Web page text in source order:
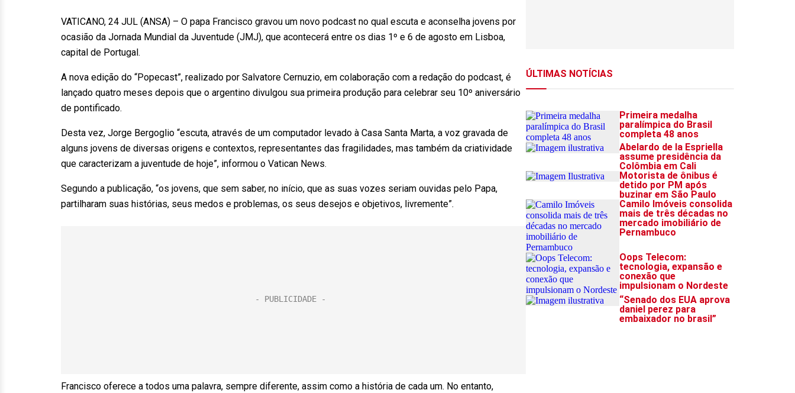
VATICANO, 24 JUL (ANSA) – O papa Francisco gravou um novo podcast no qual escuta e aconselha jovens por
ocasião da Jornada Mundial da Juventude (JMJ), que acontecerá entre os dias 1º e 6 de agosto em Lisboa,
capital de Portugal.
A nova edição do “Popecast”, realizado por Salvatore Cernuzio, em colaboração com a redação do podcast, é
lançado quatro meses depois que o argentino divulgou sua primeira produção para celebrar seu 10º aniversário
de pontificado.
Desta vez, Jorge Bergoglio “escuta, através de um computador levado à Casa Santa Marta, a voz gravada de
alguns jovens de diversas origens e contextos, representantes das fragilidades, mas também da criatividade
que caracterizam a juventude de hoje”, informou o Vatican News.
Segundo a publicação, “os jovens, que sem saber, no início, que as suas vozes seriam ouvidas pelo Papa,
partilharam suas histórias, seus medos e problemas, os seus desejos e objetivos, livremente”.
Francisco oferece a todos uma palavra, sempre diferente, assim como a história de cada um. No entanto,